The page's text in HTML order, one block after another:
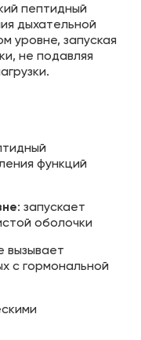
пептидный
дыхательной
уровне, запуская
не подавляя
функций
: запускает
оболочки
вызывает
с гормональной